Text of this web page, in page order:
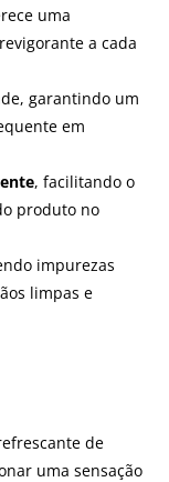
uma
a cada
garantindo um
em
, facilitando o
produto no
impurezas
limpas e
de
uma sensação